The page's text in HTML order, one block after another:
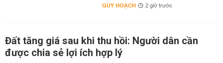
QUY HOẠCH 2 giờ trước
Đất tăng giá sau khi thu hồi: Người dân cần
được chia sẻ lợi ích hợp lý